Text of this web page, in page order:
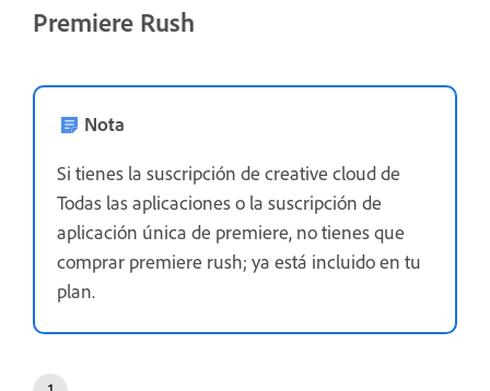
Premiere Rush
Nota
Si tienes la suscripción de creative cloud de
Todas las aplicaciones o la suscripción de
aplicación única de premiere, no tienes que
comprar premiere rush; ya está incluido en tu
plan.